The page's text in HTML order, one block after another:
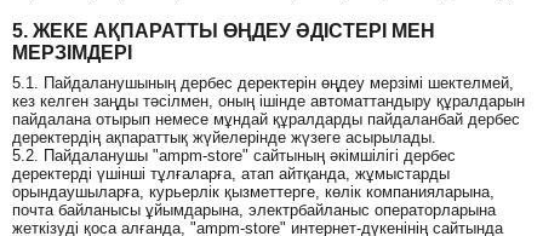
5. ЖЕКЕ АҚПАРАТТЫ ӨҢДЕУ ӘДІСТЕРІ МЕН
МЕРЗІМДЕРІ
5.1. Пайдаланушының дербес деректерін өңдеу мерзімі шектелмей,
кез келген заңды тәсілмен, оның ішінде автоматтандыру құралдарын
пайдалана отырып немесе мұндай құралдарды пайдаланбай дербес
деректердің ақпараттық жүйелерінде жүзеге асырылады.
5.2. Пайдаланушы "ampm-store" сайтының әкімшілігі дербес
деректерді үшінші тұлғаларға, атап айтқанда, жұмыстарды
орындаушыларға, курьерлік қызметтерге, көлік компанияларына,
почта байланысы ұйымдарына, электрбайланыс операторларына
жеткізуді қоса алғанда, "ampm-store" интернет-дүкенінің сайтында